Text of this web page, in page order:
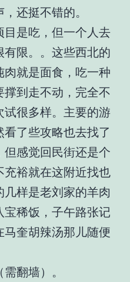
还挺不错的。
是吃，但一个人去
限。。这些西北的
就是面食，吃一种
到走不动，完全不
很多样。主要的游
了些攻略也去找了
感觉回民街还是个
裕就在这附近找也
样是老刘家的羊肉
稀饭，子午路张记
奎胡辣汤那儿随便
（需翻墙）。